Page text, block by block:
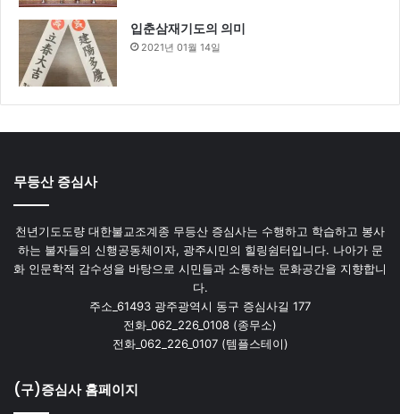
입춘삼재기도의 의미
2021년 01월 14일
무등산 증심사
천년기도도량 대한불교조계종 무등산 증심사는 수행하고 학습하고 봉사
하는 불자들의 신행공동체이자, 광주시민의 힐링쉼터입니다. 나아가 문
화 인문학적 감수성을 바탕으로 시민들과 소통하는 문화공간을 지향합니
다.
주소_61493 광주광역시 동구 증심사길 177
전화_062_226_0108 (종무소)
전화_062_226_0107 (템플스테이)
(구)증심사 홈페이지